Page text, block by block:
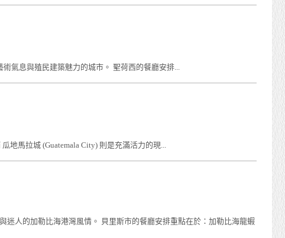
氣息與殖民建築魅力的城市。 聖荷西的餐廳安排...
馬拉城 (Guatemala City) 則是充滿活力的現...
人的加勒比海港灣風情。 貝里斯市的餐廳安排重點在於：加勒比海龍蝦